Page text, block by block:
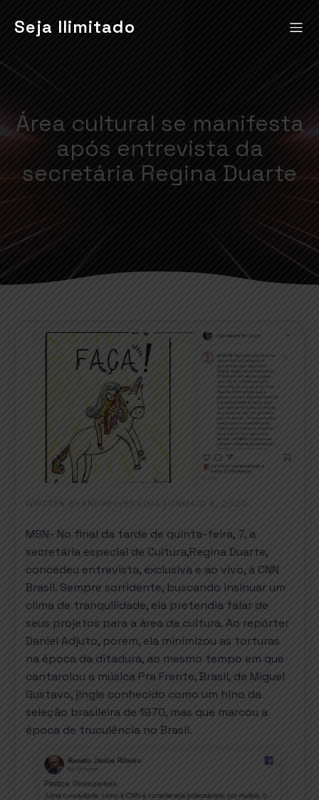
Seja Ilimitado
Área cultural se manifesta
após entrevista da
secretária Regina Duarte
WRITTEN BYANDREYVER LIMA ON MAIO 8, 2020
MSN- No final da tarde de quinta-feira, 7, a
secretária especial de Cultura,Regina Duarte,
concedeu entrevista, exclusiva e ao vivo, à CNN
Brasil. Sempre sorridente, buscando insinuar um
clima de tranquilidade, ela pretendia falar de
seus projetos para a área da cultura. Ao repórter
Daniel Adjuto, porém, ela minimizou as torturas
na época da ditadura, ao mesmo tempo em que
cantarolou a música Pra Frente, Brasil, de Miguel
Gustavo, jingle conhecido como um hino da
seleção brasileira de 1970, mas que marcou a
época de truculência no Brasil.